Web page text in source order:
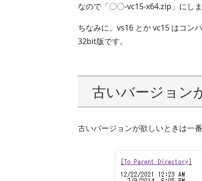
なので「〇〇-vc15-x64.zip」にしま
ちなみに、vs16 とか vc15 はコン
32bit版です。
古いバージョン
古いバージョンが欲しいときは一